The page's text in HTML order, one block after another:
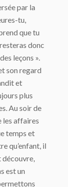
par la
tu,
que tu
donc
leçons ».
son regard
et
plus
Au soir de
les affaires
temps et
qu’enfant, il
découvre,
est un